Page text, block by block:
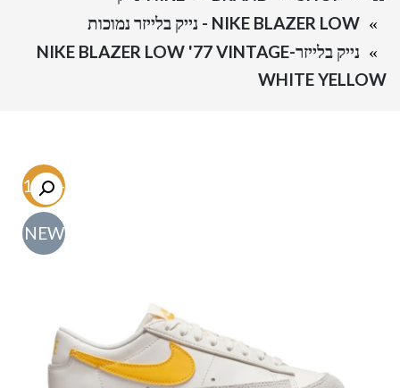
NIKE BLAZER LOW - נייק בלייזר נמוכות
נייק בלייזר-NIKE BLAZER LOW '77 VINTAGE
WHITE YELLOW
-61.7%
NEW